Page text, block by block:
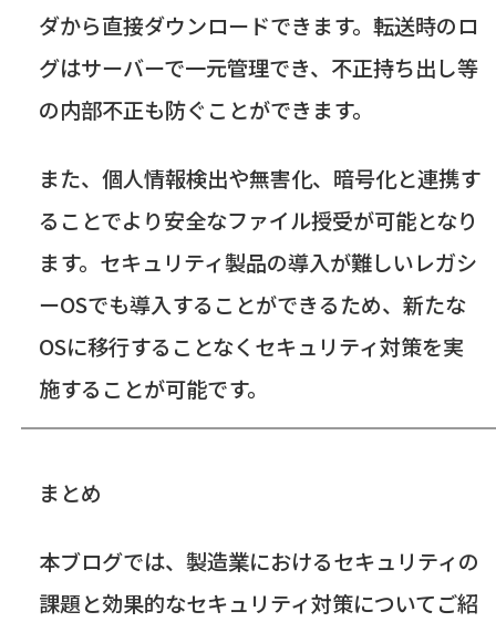
ダから直接ダウンロードできます。転送時のロ
グはサーバーで一元管理でき、不正持ち出し等
の内部不正も防ぐことができます。
また、個人情報検出や無害化、暗号化と連携す
ることでより安全なファイル授受が可能となり
ます。セキュリティ製品の導入が難しいレガシ
ーOSでも導入することができるため、新たな
OSに移行することなくセキュリティ対策を実
施することが可能です。
まとめ
本ブログでは、製造業におけるセキュリティの
課題と効果的なセキュリティ対策についてご紹